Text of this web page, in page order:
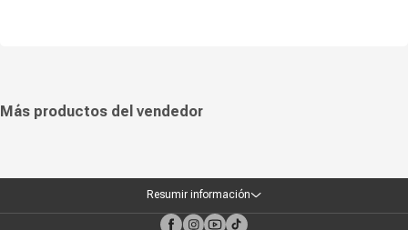
Más productos del vendedor
Resumir información